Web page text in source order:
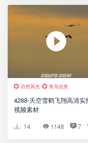
自然风光 鱼鸟虫鱼
4288-天空雪鹤飞翔高清实
视频素材
14
1148 7